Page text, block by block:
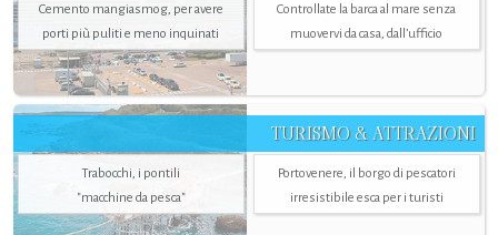
Cemento mangiasmog, per avere
porti più puliti e meno inquinati
Controllate la barca al mare senza
muovervi da casa, dall’ufficio
TURISMO & ATTRAZIONI
Trabocchi, i pontili
"macchine da pesca"
Portovenere, il borgo di pescatori
irresistibile esca per i turisti